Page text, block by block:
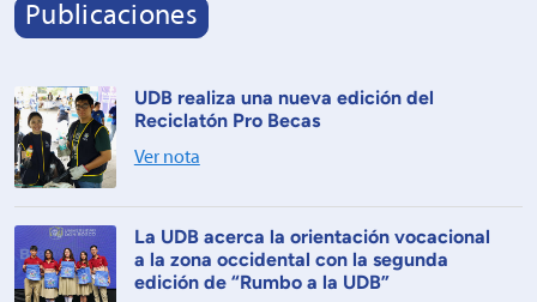
Publicaciones
UDB realiza una nueva edición del
Reciclatón Pro Becas
Ver nota
La UDB acerca la orientación vocacional
a la zona occidental con la segunda
edición de “Rumbo a la UDB”